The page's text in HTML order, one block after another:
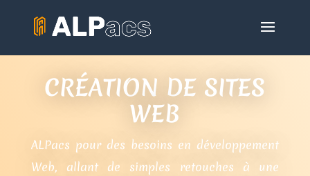
CRÉATION DE SITES
WEB
ALPacs pour des besoins en développement
Web, allant de simples retouches à une